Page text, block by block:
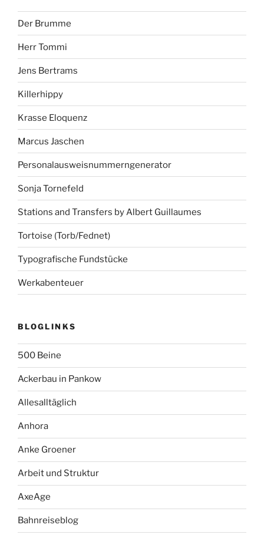
Der Brumme
Herr Tommi
Jens Bertrams
Killerhippy
Krasse Eloquenz
Marcus Jaschen
Personalausweisnummerngenerator
Sonja Tornefeld
Stations and Transfers by Albert Guillaumes
Tortoise (Torb/Fednet)
Typografische Fundstücke
Werkabenteuer
BLOGLINKS
500 Beine
Ackerbau in Pankow
Allesalltäglich
Anhora
Anke Groener
Arbeit und Struktur
AxeAge
Bahnreiseblog